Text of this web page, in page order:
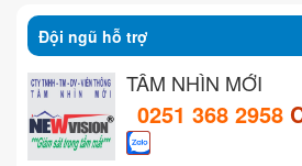
Đội ngũ hỗ trợ
TẦM NHÌN MỚI
0251 368 2958